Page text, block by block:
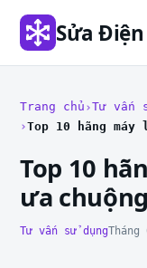
Sửa
Trang chủ Tư vấn
Top 10 hãng máy
Top 10
ưa
Tư vấn sử dụng